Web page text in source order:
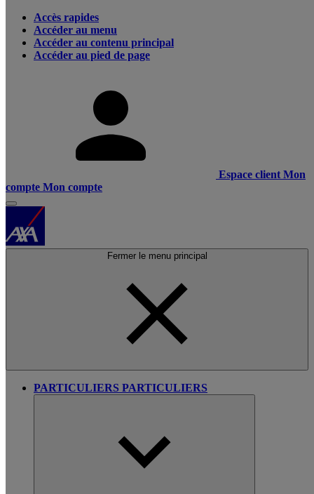
Accès rapides
Accéder au menu
Accéder au contenu principal
Accéder au pied de page
Espace client Mon
compte Mon compte
Fermer le menu principal
PARTICULIERS PARTICULIERS